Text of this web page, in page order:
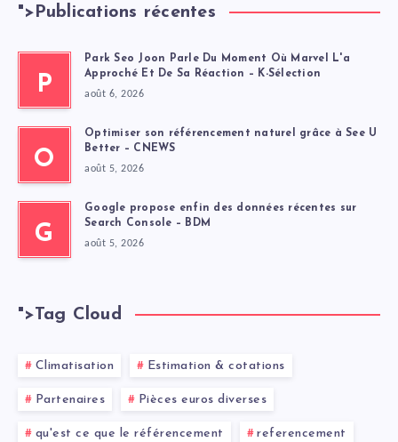
">Publications récentes
P
Park Seo Joon Parle Du Moment Où Marvel L'a
Approché Et De Sa Réaction – K-Sélection
août 6, 2026
O
Optimiser son référencement naturel grâce à See U
Better – CNEWS
août 5, 2026
G
Google propose enfin des données récentes sur
Search Console – BDM
août 5, 2026
">Tag Cloud
Climatisation Estimation & cotations
Partenaires Pièces euros diverses
qu'est ce que le référencement referencement